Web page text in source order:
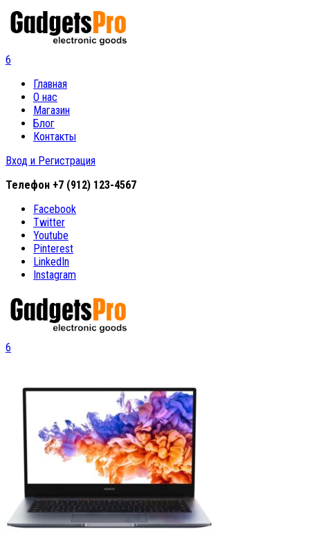
6
Главная
О нас
Магазин
Блог
Контакты
Вход и Регистрация
Телефон +7 (912) 123-4567
Facebook
Twitter
Youtube
Pinterest
LinkedIn
Instagram
6